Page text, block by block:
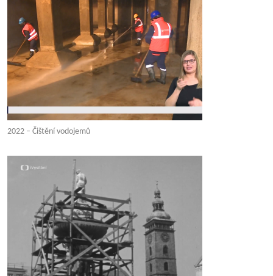
2022 – Čištění vodojemů